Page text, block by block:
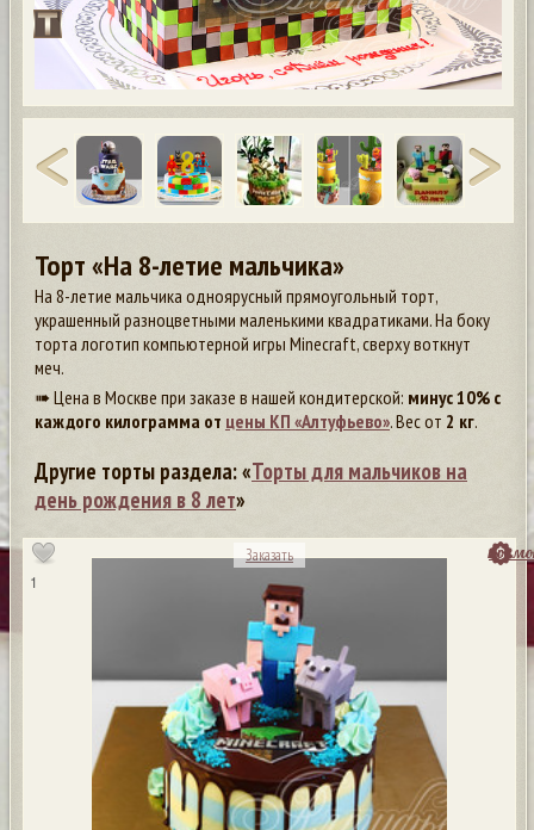
Торт «На 8-летие мальчика»
На 8-летие мальчика одноярусный прямоугольный торт,
украшенный разноцветными маленькими квадратиками. На боку
торта логотип компьютерной игры Minecraft, сверху воткнут
меч.
➠ Цена в Москве при заказе в нашей кондитерской: минус 10% с
каждого килограмма от цены КП «Алтуфьево». Вес от 2 кг.
Другие торты раздела: «Торты для мальчиков на
день рождения в 8 лет»
1
Заказать